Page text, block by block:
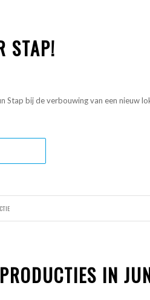
STAP!
Stap bij de verbouwing van een nieuw
IN